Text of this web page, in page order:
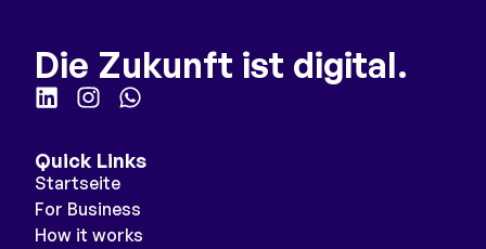
Die Zukunft ist digital.
Quick Links
Startseite
For Business
How it works